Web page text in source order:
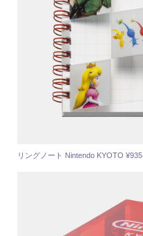
リングノート Nintendo KYOTO ¥935